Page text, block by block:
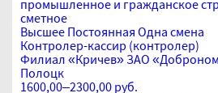
промышленное и гражданское
сметное
Высшее Постоянная Одна смена
Контролер-кассир (контролер)
Филиал «Кричев» ЗАО
Полоцк
1600,00–2300,00 руб.